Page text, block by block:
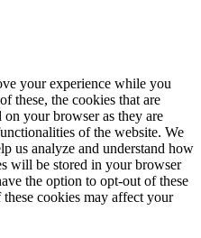
your experience while you
these, the cookies that are
on your browser as they are
of the website. We
us analyze and understand how
will be stored in your browser
the option to opt-out of these
cookies may affect your